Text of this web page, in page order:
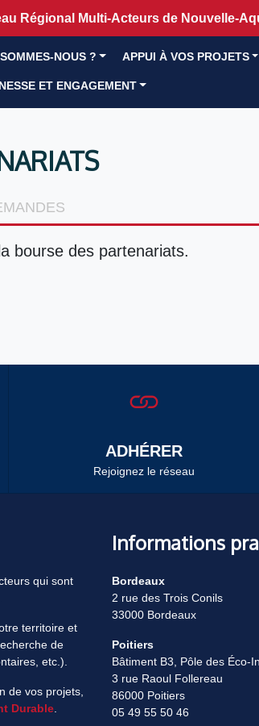
Régional Multi-Acteurs de Nouvelle-
NOUS ? APPUI À VOS PROJETS
ET ENGAGEMENT
bourse des partenariats.
ADHÉRER
Rejoignez le réseau
qui sont
territoire et
de
etc.).
de vos projets,
Durable
Informations
Bordeaux
2 rue des Trois Conils
33000 Bordeaux
Poitiers
Bâtiment B3, Pôle des Éco-
3 rue Raoul Follereau
86000 Poitiers
05 49 55 50 46